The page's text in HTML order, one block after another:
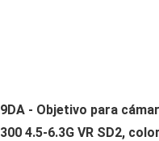
- Objetivo para
4.5-6.3G VR SD2,